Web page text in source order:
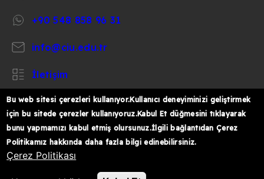
+90 548 858 96 31
info@ciu.edu.tr
İletişim
https://www.facebook.com/CIUOfficial
https://twitter.com/CIUOfficial
https://www.instagram.com/
https://www.youtube.com/
https://
k%C4%B1br%C4%B1s-
© 2026 Uluslararası Kıbrıs Üniversitesi
Bu web sitesi çerezleri kullanıyor.Kullanıcı deneyiminizi geliştirmek
için bu sitede çerezler kullanıyoruz.Kabul Et düğmesini tıklayarak
bunu yapmamızı kabul etmiş olursunuz.İlgili bağlantıdan Çerez
Politikamız hakkında daha fazla bilgi edinebilirsiniz.
Çerez Politikası